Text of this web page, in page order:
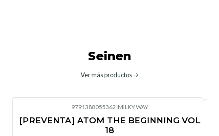
Seinen
Ver más productos
9791388055362 |MILKY WAY
[PREVENTA] ATOM THE BEGINNING VOL
18